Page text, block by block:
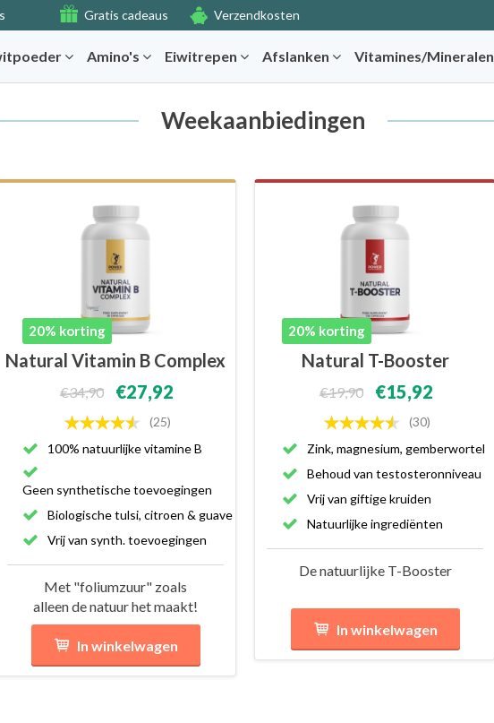
Gratis cadeaus Verzendkosten
Amino's Eiwitrepen Afslanken Vitamines/Mineralen
Weekaanbiedingen
20% korting
Natural Vitamin B Complex
€34,90 €27,92
(25)
100% natuurlijke vitamine B
Geen synthetische toevoegingen
Biologische tulsi, citroen & guave
Vrij van synth. toevoegingen
Met "foliumzuur" zoals
alleen de natuur het maakt!
In winkelwagen
20% korting
Natural T-Booster
€19,90 €15,92
(30)
Zink, magnesium, gemberwortel
Behoud van testosteronniveau
Vrij van giftige kruiden
Natuurlijke ingrediënten
De natuurlijke T-Booster
In winkelwagen